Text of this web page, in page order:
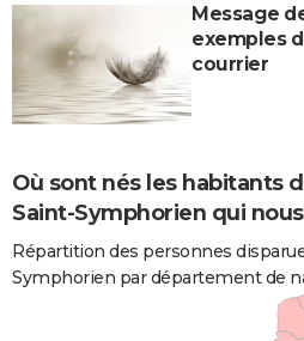
Message
exemples
courrier
Où sont nés les habitants
Saint-Symphorien qui
Répartition des personnes
Symphorien par département de